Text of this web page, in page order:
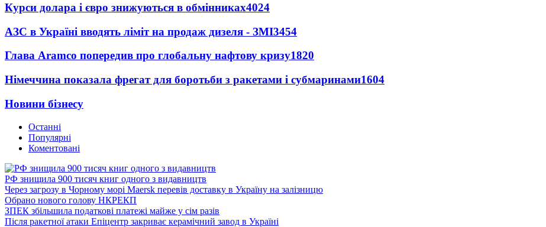
Курси долара і євро знижуються в обмінниках4024
АЗС в Україні вводять ліміт на продаж дизеля - ЗМІ3454
Глава Aramco попередив про глобальну нафтову кризу1820
Німеччина показала фрегат для боротьби з ракетами і субмаринами1604
Новини бізнесу
Останні
Популярні
Коментовані
РФ знищила 900 тисяч книг одного з видавництв
Через загрозу в Чорному морі Maersk перевів доставку в Україну на залізницю
Обрано нового голову НКРЕКП
ЗПЕК збільшила податкові платежі майже у сім разів
Після ракетної атаки Епіцентр закриває керамічний завод в Україні